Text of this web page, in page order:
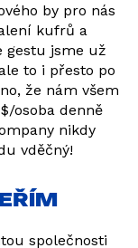
by pro nás
kufrů a
gestu jsme už
to i přesto po
že nám všem
osoba denně
nikdy
vděčný!
společnosti